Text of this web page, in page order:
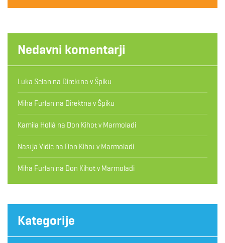
Nedavni komentarji
Luka Selan na Direktna v Špiku
Miha Furlan na Direktna v Špiku
Kamila Hollá na Don Kihot v Marmoladi
Nastja Vidic na Don Kihot v Marmoladi
Miha Furlan na Don Kihot v Marmoladi
Kategorije